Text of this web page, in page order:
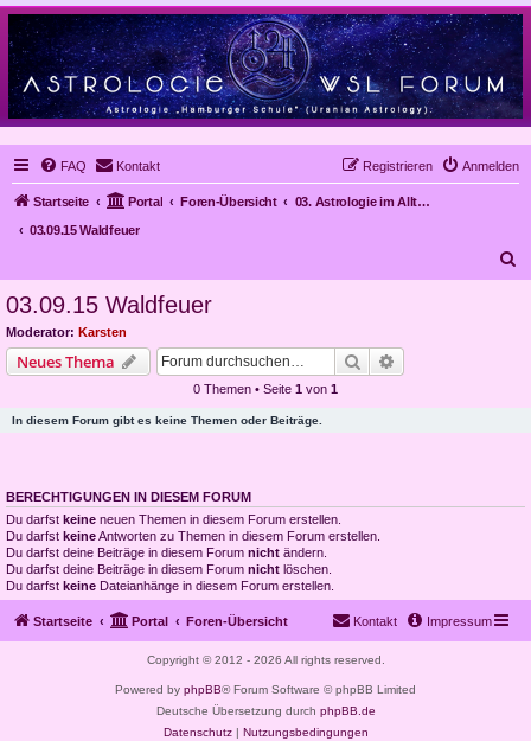
FAQ Kontakt Anmelden
Registrieren
Startseite Portal Foren-Übersicht
03. Astrologie im Alltag, Mundanastrologie, Stundenastrologie, Objekt-Astrologie
03.09.15 Waldfeuer
03.09.15 Waldfeuer
Moderator: Karsten
Neues Thema Suche
0 Themen • Seite 1 von 1
In diesem Forum gibt es keine Themen oder Beiträge.
BERECHTIGUNGEN IN DIESEM FORUM
Du darfst keine neuen Themen in diesem Forum erstellen.
Du darfst keineAntworten zu Themen in diesem Forum erstellen.
Du darfst deine Beiträge in diesem Forum nicht ändern.
Du darfst deine Beiträge in diesem Forum nicht löschen.
Du darfst keine Dateianhänge in diesem Forum erstellen.
Startseite Portal Foren-Übersicht Impressum
Kontakt
Copyright © 2012 - 2026 All rights reserved.
Powered by phpBB® Forum Software © phpBB Limited
Deutsche Übersetzung durch phpBB.de
Datenschutz| Nutzungsbedingungen